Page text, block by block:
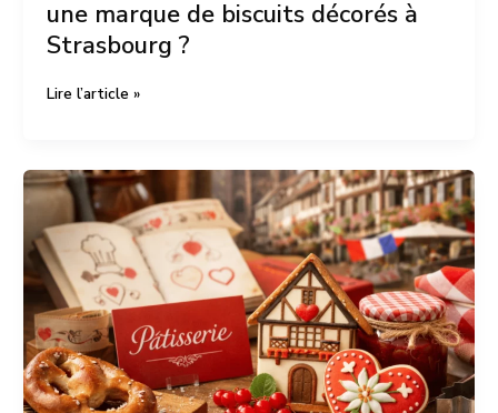
une marque de biscuits décorés à
Strasbourg ?
Lire l’article »
Pourquoi
l’image
de
marque
est
devenue
essentielle
pour
les
artisans
culinaires